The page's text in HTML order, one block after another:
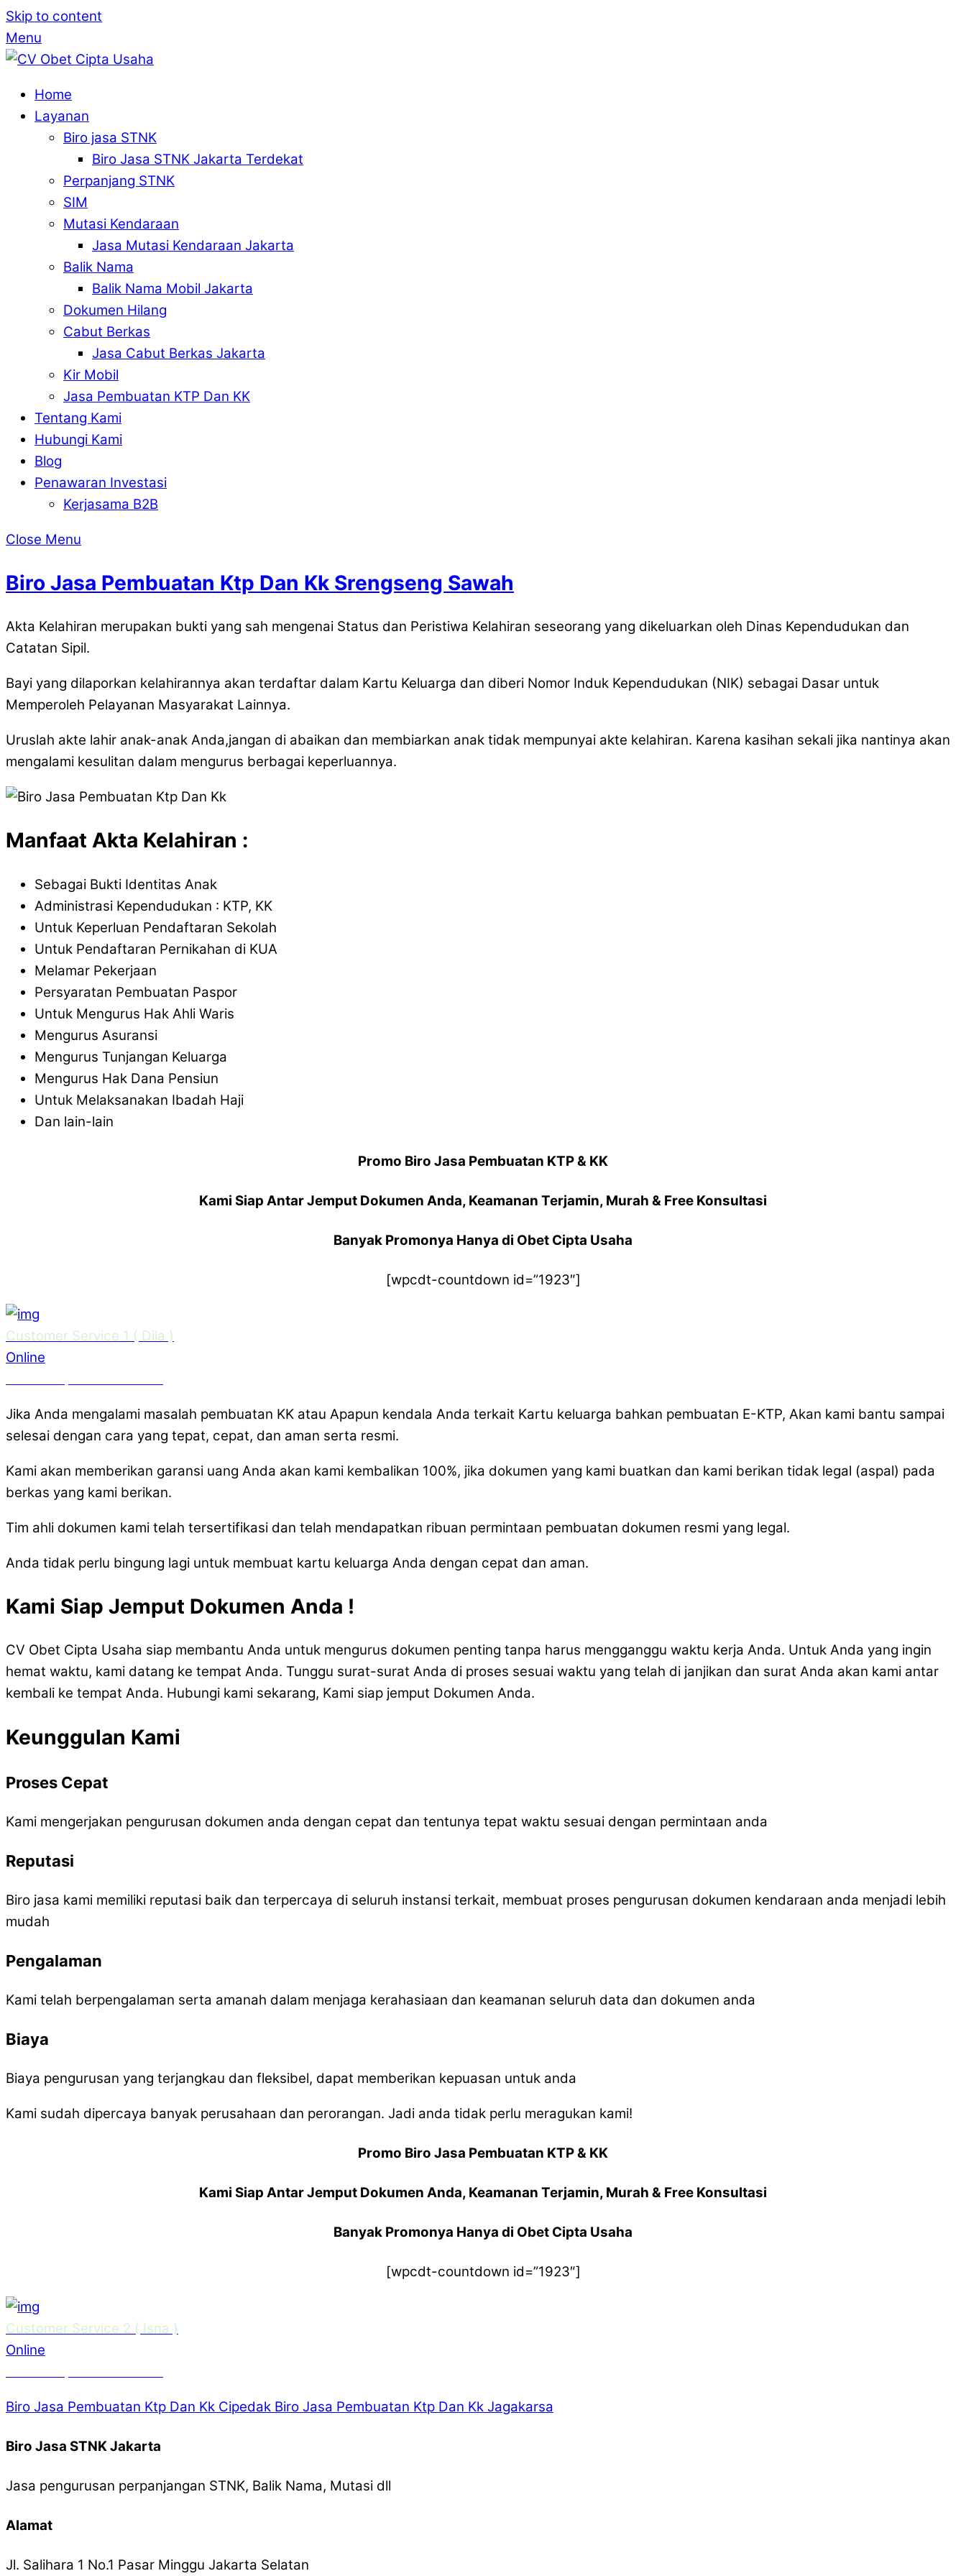
Skip to content
Menu
Home
Layanan
Biro jasa STNK
Biro Jasa STNK Jakarta Terdekat
Perpanjang STNK
SIM
Mutasi Kendaraan
Jasa Mutasi Kendaraan Jakarta
Balik Nama
Balik Nama Mobil Jakarta
Dokumen Hilang
Cabut Berkas
Jasa Cabut Berkas Jakarta
Kir Mobil
Jasa Pembuatan KTP Dan KK
Tentang Kami
Hubungi Kami
Blog
Penawaran Investasi
Kerjasama B2B
Close Menu
Biro Jasa Pembuatan Ktp Dan Kk Srengseng Sawah
Akta Kelahiran merupakan bukti yang sah mengenai Status dan Peristiwa Kelahiran seseorang yang dikeluarkan oleh Dinas Kependudukan dan
Catatan Sipil.
Bayi yang dilaporkan kelahirannya akan terdaftar dalam Kartu Keluarga dan diberi Nomor Induk Kependudukan (NIK) sebagai Dasar untuk
Memperoleh Pelayanan Masyarakat Lainnya.
Uruslah akte lahir anak-anak Anda,jangan di abaikan dan membiarkan anak tidak mempunyai akte kelahiran. Karena kasihan sekali jika nantinya akan
mengalami kesulitan dalam mengurus berbagai keperluannya.
Manfaat Akta Kelahiran :
Sebagai Bukti Identitas Anak
Administrasi Kependudukan : KTP, KK
Untuk Keperluan Pendaftaran Sekolah
Untuk Pendaftaran Pernikahan di KUA
Melamar Pekerjaan
Persyaratan Pembuatan Paspor
Untuk Mengurus Hak Ahli Waris
Mengurus Asuransi
Mengurus Tunjangan Keluarga
Mengurus Hak Dana Pensiun
Untuk Melaksanakan Ibadah Haji
Dan lain-lain
Promo Biro Jasa Pembuatan KTP & KK
Kami Siap Antar Jemput Dokumen Anda, Keamanan Terjamin, Murah & Free Konsultasi
Banyak Promonya Hanya di Obet Cipta Usaha
[wpcdt-countdown id=”1923″]
Customer Service 1 ( Dila )
Online
Jika Anda mengalami masalah pembuatan KK atau Apapun kendala Anda terkait Kartu keluarga bahkan pembuatan E-KTP, Akan kami bantu sampai
selesai dengan cara yang tepat, cepat, dan aman serta resmi.
Kami akan memberikan garansi uang Anda akan kami kembalikan 100%, jika dokumen yang kami buatkan dan kami berikan tidak legal (aspal) pada
berkas yang kami berikan.
Tim ahli dokumen kami telah tersertifikasi dan telah mendapatkan ribuan permintaan pembuatan dokumen resmi yang legal.
Anda tidak perlu bingung lagi untuk membuat kartu keluarga Anda dengan cepat dan aman.
Kami Siap Jemput Dokumen Anda !
CV Obet Cipta Usaha siap membantu Anda untuk mengurus dokumen penting tanpa harus mengganggu waktu kerja Anda. Untuk Anda yang ingin
hemat waktu, kami datang ke tempat Anda. Tunggu surat-surat Anda di proses sesuai waktu yang telah di janjikan dan surat Anda akan kami antar
kembali ke tempat Anda. Hubungi kami sekarang, Kami siap jemput Dokumen Anda.
Keunggulan Kami
Proses Cepat
Kami mengerjakan pengurusan dokumen anda dengan cepat dan tentunya tepat waktu sesuai dengan permintaan anda
Reputasi
Biro jasa kami memiliki reputasi baik dan terpercaya di seluruh instansi terkait, membuat proses pengurusan dokumen kendaraan anda menjadi lebih
mudah
Pengalaman
Kami telah berpengalaman serta amanah dalam menjaga kerahasiaan dan keamanan seluruh data dan dokumen anda
Biaya
Biaya pengurusan yang terjangkau dan fleksibel, dapat memberikan kepuasan untuk anda
Kami sudah dipercaya banyak perusahaan dan perorangan. Jadi anda tidak perlu meragukan kami!
Promo Biro Jasa Pembuatan KTP & KK
Kami Siap Antar Jemput Dokumen Anda, Keamanan Terjamin, Murah & Free Konsultasi
Banyak Promonya Hanya di Obet Cipta Usaha
[wpcdt-countdown id=”1923″]
Customer Service 2 ( Isna )
Online
Biro Jasa Pembuatan Ktp Dan Kk Cipedak Biro Jasa Pembuatan Ktp Dan Kk Jagakarsa
Biro Jasa STNK Jakarta
Jasa pengurusan perpanjangan STNK, Balik Nama, Mutasi dll
Alamat
Jl. Salihara 1 No.1 Pasar Minggu Jakarta Selatan